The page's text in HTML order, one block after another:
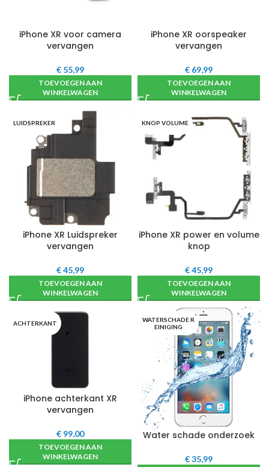
iPhone XR voor camera
vervangen
€ 55,99
TOEVOEGEN AAN
WINKELWAGEN
iPhone XR oorspeaker
vervangen
€ 69,99
TOEVOEGEN AAN
WINKELWAGEN
LUIDSPREKER
iPhone XR Luidspreker
vervangen
€45,99
TOEVOEGEN AAN
WINKELWAGEN
KNOP VOLUME
iPhone XR power en volume
knop
€45,99
TOEVOEGEN AAN
WINKELWAGEN
ACHTERKANT
iPhone achterkant XR
vervangen
€ 99,00
TOEVOEGEN AAN
WINKELWAGEN
WATERSCHADE R
EINIGING
Water schade onderzoek
€35,99